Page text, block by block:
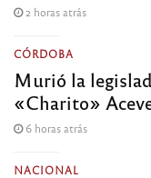
2 horas atrás
CÓRDOBA
Murió la
«Charito»
6 horas atrás
NACIONAL